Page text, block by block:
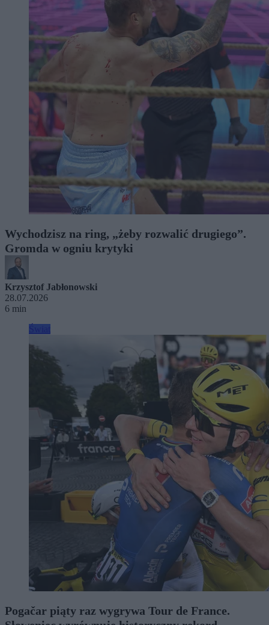
Wychodzisz na ring, „żeby rozwalić drugiego”.
Gromda w ogniu krytyki
Krzysztof Jabłonowski
28.07.2026
6 min
Pogačar piąty raz wygrywa Tour de France.